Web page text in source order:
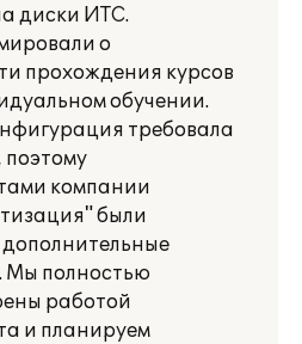
диски ИТС.
о
прохождения курсов
обучении.
требовала
компании
были
Мы полностью
работой
и планируем